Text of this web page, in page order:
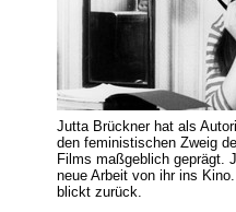
Jutta Brückner hat als
den feministischen Zweig
Films maßgeblich geprägt.
neue Arbeit von ihr ins
blickt zurück.